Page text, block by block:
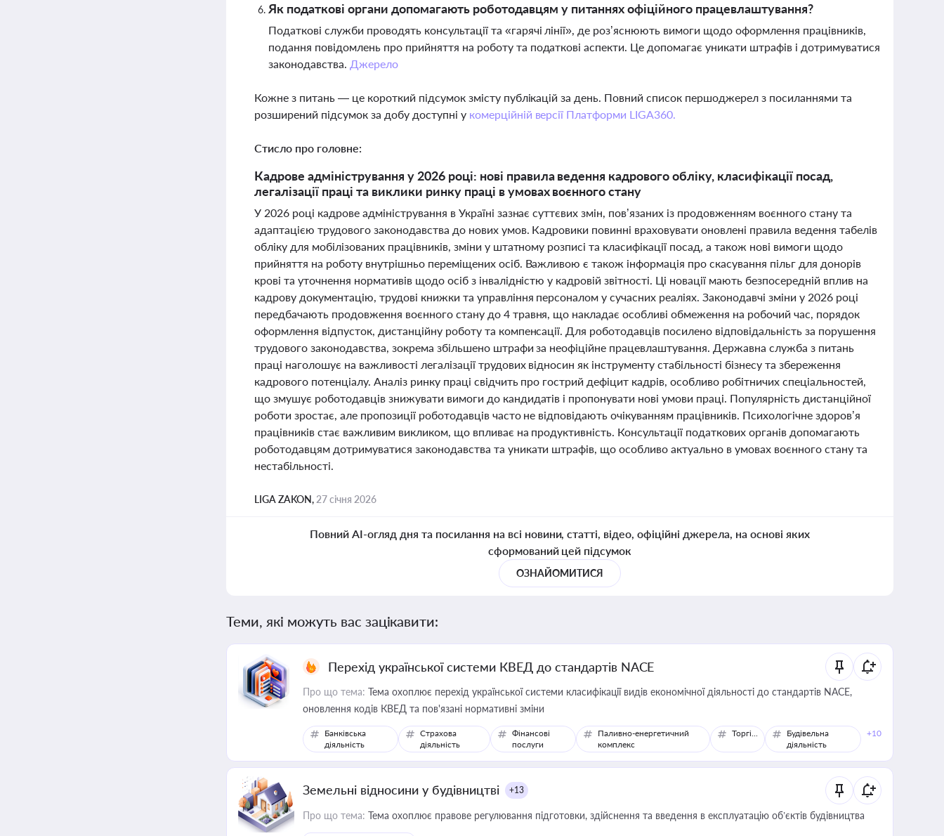
Як податкові органи допомагають роботодавцям у питаннях офіційного працевлаштування?
Податкові служби проводять консультації та «гарячі лінії», де роз’яснюють вимоги щодо оформлення працівників,
подання повідомлень про прийняття на роботу та податкові аспекти. Це допомагає уникати штрафів і дотримуватися
законодавства. Джерело
Кожне з питань — це короткий підсумок змісту публікацій за день. Повний список першоджерел з посиланнями та
розширений підсумок за добу доступні у комерційній версії Платформи LIGA360.
Стисло про головне:
Кадрове адміністрування у 2026 році: нові правила ведення кадрового обліку, класифікації посад,
легалізації праці та виклики ринку праці в умовах воєнного стану
У 2026 році кадрове адміністрування в Україні зазнає суттєвих змін, пов’язаних із продовженням воєнного стану та
адаптацією трудового законодавства до нових умов. Кадровики повинні враховувати оновлені правила ведення табелів
обліку для мобілізованих працівників, зміни у штатному розписі та класифікації посад, а також нові вимоги щодо
прийняття на роботу внутрішньо переміщених осіб. Важливою є також інформація про скасування пільг для донорів
крові та уточнення нормативів щодо осіб з інвалідністю у кадровій звітності. Ці новації мають безпосередній вплив на
кадрову документацію, трудові книжки та управління персоналом у сучасних реаліях. Законодавчі зміни у 2026 році
передбачають продовження воєнного стану до 4 травня, що накладає особливі обмеження на робочий час, порядок
оформлення відпусток, дистанційну роботу та компенсації. Для роботодавців посилено відповідальність за порушення
трудового законодавства, зокрема збільшено штрафи за неофіційне працевлаштування. Державна служба з питань
праці наголошує на важливості легалізації трудових відносин як інструменту стабільності бізнесу та збереження
кадрового потенціалу. Аналіз ринку праці свідчить про гострий дефіцит кадрів, особливо робітничих спеціальностей,
що змушує роботодавців знижувати вимоги до кандидатів і пропонувати нові умови праці. Популярність дистанційної
роботи зростає, але пропозиції роботодавців часто не відповідають очікуванням працівників. Психологічне здоров’я
працівників стає важливим викликом, що впливає на продуктивність. Консультації податкових органів допомагають
роботодавцям дотримуватися законодавства та уникати штрафів, що особливо актуально в умовах воєнного стану та
нестабільності.
LIGA ZAKON, 27 січня 2026
Повний AI-огляд дня та посилання на всі новини, статті, відео, офіційні джерела, на основі яких
сформований цей підсумок
ОЗНАЙОМИТИСЯ
Теми, які можуть вас зацікавити:
Перехід української системи КВЕД до стандартів NACE
Про що тема: Тема охоплює перехід української системи класифікації видів економічної діяльності до стандартів NACE,
оновлення кодів КВЕД та пов'язані нормативні зміни
Банківська
діяльність
Страхова
діяльність
Фінансові
послуги
Паливно-енергетичний
комплекс
Торгівля
Будівельна
діяльність
+10
Земельні відносини у будівництві +13
Про що тема: Тема охоплює правове регулювання підготовки, здійснення та введення в експлуатацію об’єктів будівництва